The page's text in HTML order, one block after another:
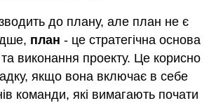
до плану, але план не є
план - це стратегічна основа
виконання проекту. Це корисно
якщо вона включає в себе
команди, які вимагають почати